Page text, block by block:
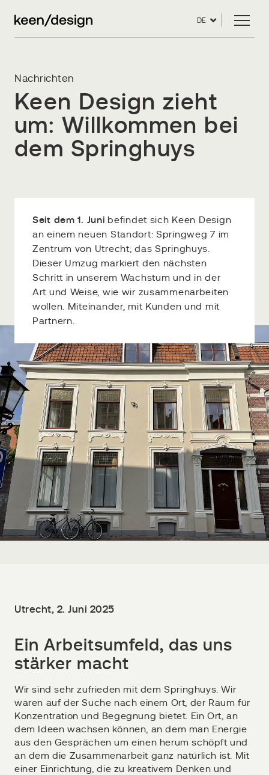
DE
Nachrichten
Keen Design zieht
um: Willkommen bei
dem Springhuys
Seit dem 1. Juni befindet sich Keen Design
an einem neuen Standort: Springweg 7 im
Zentrum von Utrecht; das Springhuys.
Dieser Umzug markiert den nächsten
Schritt in unserem Wachstum und in der
Art und Weise, wie wir zusammenarbeiten
wollen. Miteinander, mit Kunden und mit
Partnern.
Utrecht, 2. Juni 2025
Ein Arbeitsumfeld, das uns
stärker macht
Wir sind sehr zufrieden mit dem Springhuys. Wir
waren auf der Suche nach einem Ort, der Raum für
Konzentration und Begegnung bietet. Ein Ort, an
dem Ideen wachsen können, an dem man Energie
aus den Gesprächen um einen herum schöpft und
an dem die Zusammenarbeit ganz natürlich ist. Mit
einer Einrichtung, die zu kreativem Denken und